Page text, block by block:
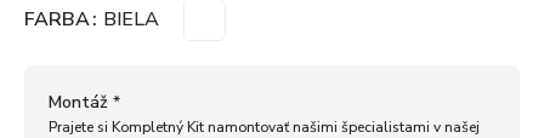
FARBA BIELA
Montáž *
Prajete si Kompletný Kit namontovať našimi špecialistami v našej